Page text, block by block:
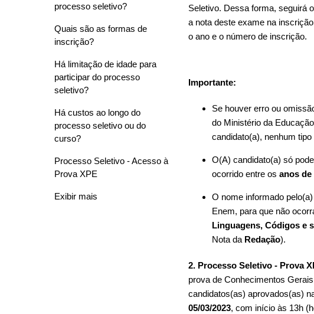
processo seletivo?
Quais são as formas de
inscrição?
Há limitação de idade para
participar do processo
seletivo?
Há custos ao longo do
processo seletivo ou do
curso?
Processo Seletivo - Acesso à
Prova XPE
Exibir mais
Seletivo. Dessa forma, seguirá
a nota deste exame na
o ano e o número de inscrição.
Importante:
Se houver erro ou
do Ministério da
candidato(a), nenhum
O(A) candidato(a) só
ocorrido entre os anos de
O nome informado
Enem, para que não
Linguagens, Códigos e
Nota da Redação).
2. Processo Seletivo - Prova
prova de Conhecimentos
candidatos(as) aprovados(as)
05/03/2023, com início às 13h